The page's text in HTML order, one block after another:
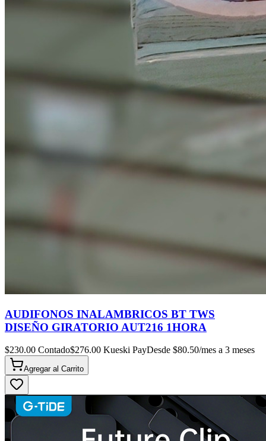
AUDIFONOS INALAMBRICOS BT TWS
DISEÑO GIRATORIO AUT216 1HORA
$230.00 Contado$276.00 Kueski PayDesde $80.50/mes a 3 meses
Agregar al Carrito